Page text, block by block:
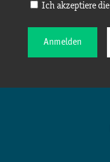
Ich akzeptiere die
Anmelden